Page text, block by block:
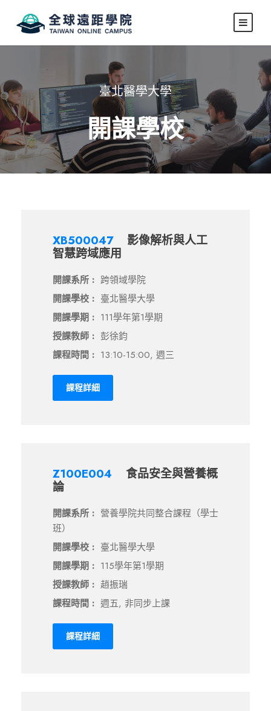
臺北醫學大學
開課學校
XB500047
影像解析與人工
智慧跨域應用
開課系所 : 跨領域學院
開課學校 : 臺北醫學大學
開課學期 : 111學年第1學期
授課教師 : 彭徐鈞
課程時間 : 13:10-15:00, 週三
課程詳細
Z100E004
食品安全與營養概
論
開課系所 : 營養學院共同整合課程（學士
班）
開課學校 : 臺北醫學大學
開課學期 : 115學年第1學期
授課教師 : 趙振瑞
課程時間 : 週五, 非同步上課
課程詳細